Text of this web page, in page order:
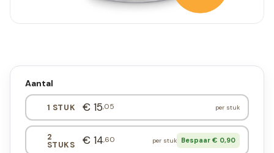
Aantal
1 STUK € 15,05 per stuk
2
STUKS € 14,60 per stuk Bespaar € 0,90